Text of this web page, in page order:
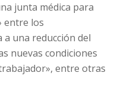
junta médica para
entre los
una reducción del
nuevas condiciones
entre otras